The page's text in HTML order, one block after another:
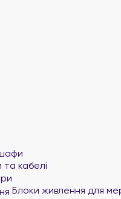
кабелі
Блоки живлення для